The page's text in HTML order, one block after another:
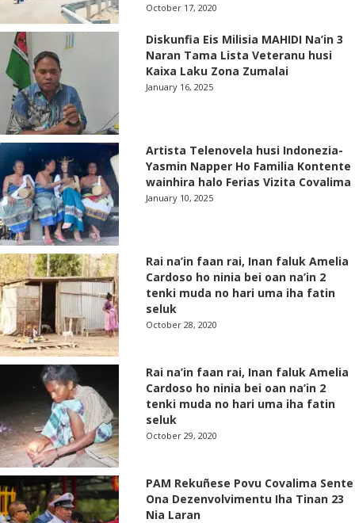
October 17, 2020
Diskunfia Eis Milisia MAHIDI Na’in 3
Naran Tama Lista Veteranu husi
Kaixa Laku Zona Zumalai
January 16, 2025
Artista Telenovela husi Indonezia-
Yasmin Napper Ho Familia Kontente
wainhira halo Ferias Vizita Covalima
January 10, 2025
Rai na’in faan rai, Inan faluk Amelia
Cardoso ho ninia bei oan na’in 2
tenki muda no hari uma iha fatin
seluk
October 28, 2020
Rai na’in faan rai, Inan faluk Amelia
Cardoso ho ninia bei oan na’in 2
tenki muda no hari uma iha fatin
seluk
October 29, 2020
PAM Rekuñese Povu Covalima Sente
Ona Dezenvolvimentu Iha Tinan 23
Nia Laran